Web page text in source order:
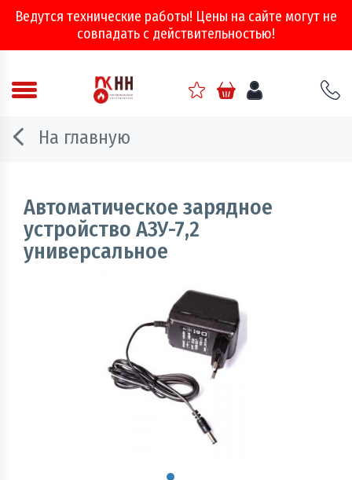
Ведутся технические работы! Цены на сайте могут не
совпадать с действительностью!
Аварийно - спасательное оборудование
Двери, ворота и люки противопожарные
Информационно-справочная литература
Огнебиозащитные составы
Огнетушители
Пожарно - охранная сигнализация и системы
оповещения при пожаре
На главную
Автоматическое зарядное
устройство АЗУ-7,2
универсальное